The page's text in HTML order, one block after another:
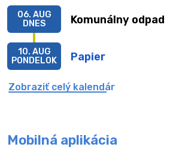
Komunálny odpad
06. AUG
DNES
Papier
10. AUG
PONDELOK
Zobraziť celý kalendár
Mobilná aplikácia